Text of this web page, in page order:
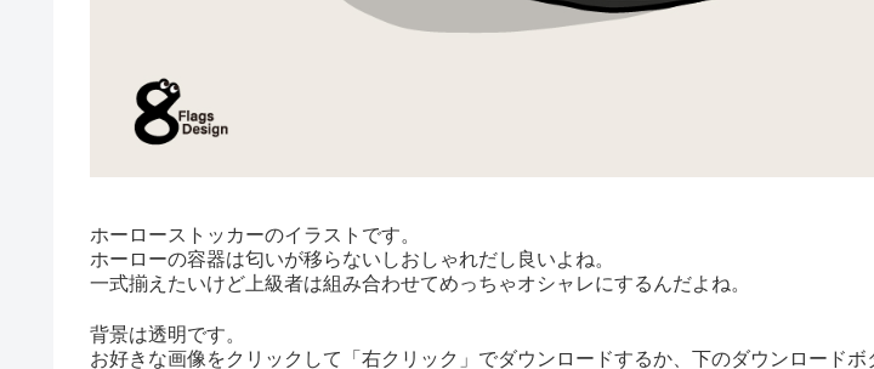
ホーローストッカーのイラストです。
ホーローの容器は匂いが移らないしおしゃれだし良いよね。
一式揃えたいけど上級者は組み合わせてめっちゃオシャレにするんだよね。
背景は透明です。
お好きな画像をクリックして「右クリック」でダウンロードするか、下のダウンロードボ